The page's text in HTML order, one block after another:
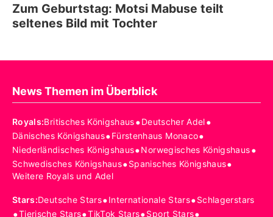
Zum Geburtstag: Motsi Mabuse teilt
seltenes Bild mit Tochter
News Themen im Überblick
Royals:Britisches Königshaus•Deutscher Adel•
Dänisches Königshaus•Fürstenhaus Monaco•
Niederländisches Königshaus•Norwegisches Königshaus•
Schwedisches Königshaus•Spanisches Königshaus•
Weitere Royals und Adel
Stars:Deutsche Stars•Internationale Stars•Schlagerstars
Tierische Stars TikTok Stars Sport Stars